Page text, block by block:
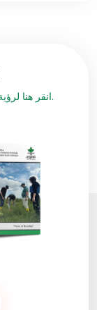
انقر هنا لرؤية الكتالوجات في شكل قوات الدفاع الشعبي.